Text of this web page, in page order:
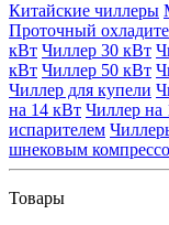
Китайские чиллеры
Проточный
кВт Чиллер 30 кВт
кВт Чиллер 50 кВт
Чиллер для купели
на 14 кВт Чиллер на
испарителем
шнековым
Товары